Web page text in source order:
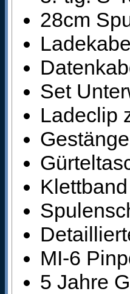
28cm
Set
Ladeclip
MI-6
5 Jahre